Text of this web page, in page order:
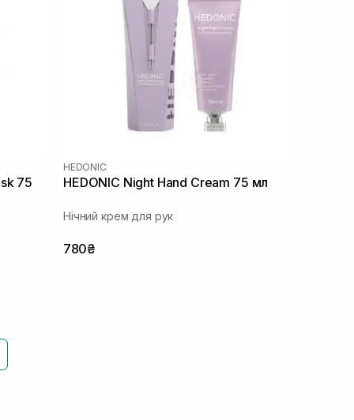
75
HEDONIC
HEDONIC Night Hand Cream 75 мл
Нічний крем для рук
780₴